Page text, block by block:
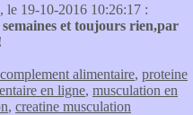
le 19-10-2016 10:26:17 :
et toujours rien,par
complement alimentaire, proteine
en ligne, musculation en
, creatine musculation